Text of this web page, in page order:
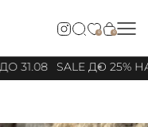
0 0
31.08 SALE ДО 25%